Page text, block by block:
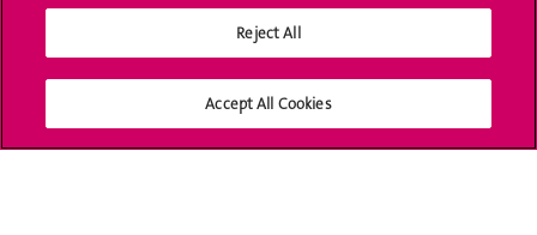
Calendrier académique
Médias sociaux UNIGE
Reject All
Accept All Cookies